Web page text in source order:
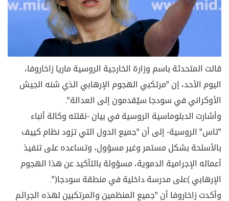
قالت المتحدثة باسم وزارة الخارجية الروسية ماريا زاخاروفا،
اليوم الأحد، إن "مرتكبي الهجوم الإرهابي الذي شنه الجيش
الأوكراني في سودجا سيُقدمون إلى العدالة".
وأشارت الدبلوماسية الروسية في بيان -نقلته وكالة أنباء
"تاس" الروسية- إلى أن "جميع الدول التي تزود نظام كييف
بالأسلحة بشكل مستمر وغير مسؤول، وتساعده على تنفيذ
أعماله الإجرامية الدموية، مسؤولة بالتأكيد عن هذا الهجوم
الإرهابي (على مدرسة داخلية في منطقة سودجا)".
وأكدت زاخاروفا أن "جميع المنظمين والمرتكبين لهذه الجرائم